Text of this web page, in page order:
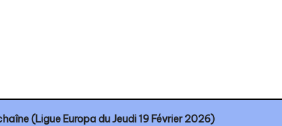
(Ligue Europa du Jeudi 19 Février 2026)